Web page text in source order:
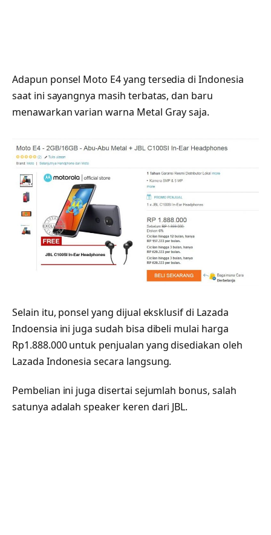
Adapun ponsel Moto E4 yang tersedia di Indonesia
saat ini sayangnya masih terbatas, dan baru
menawarkan varian warna Metal Gray saja.
Selain itu, ponsel yang dijual eksklusif di Lazada
Indoensia ini juga sudah bisa dibeli mulai harga
Rp1.888.000 untuk penjualan yang disediakan oleh
Lazada Indonesia secara langsung.
Pembelian ini juga disertai sejumlah bonus, salah
satunya adalah speaker keren dari JBL.